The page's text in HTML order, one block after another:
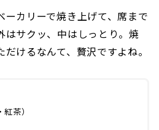
ーカリーで焼き上げて、席まで
はサクッ、中はしっとり。焼
けるなんて、贅沢ですよね。
茶）